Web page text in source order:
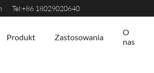
Tel:+86 18029020640
Produkt Zastosowania
O
nas